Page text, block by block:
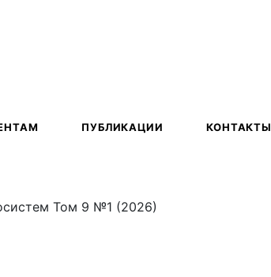
ПУБЛИКАЦИИ КОНТАКТЫ
Том 9 №1 (2026)